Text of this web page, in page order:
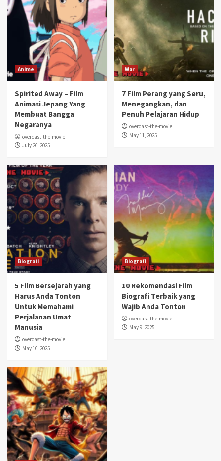
Anime
Spirited Away – Film
Animasi Jepang Yang
Membuat Bangga
Negaranya
overcast-the-movie
July 26, 2025
War
7 Film Perang yang Seru,
Menegangkan, dan
Penuh Pelajaran Hidup
overcast-the-movie
May 11, 2025
Biografi
5 Film Bersejarah yang
Harus Anda Tonton
Untuk Memahami
Perjalanan Umat
Manusia
overcast-the-movie
May 10, 2025
Biografi
10 Rekomendasi Film
Biografi Terbaik yang
Wajib Anda Tonton
overcast-the-movie
May 9, 2025